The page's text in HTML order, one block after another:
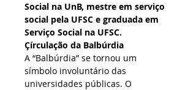
Social na UnB, mestre em serviço
social pela UFSC e graduada em
Serviço Social na UFSC.
Çírculação da Balbúrdia
A “Balbúrdia” se tornou um
símbolo involuntário das
universidades públicas. O